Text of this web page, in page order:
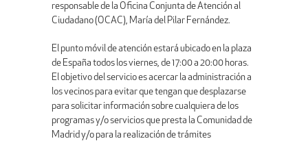
responsable de la Oficina Conjunta de Atención al
Ciudadano (OCAC), María del Pilar Fernández.
El punto móvil de atención estará ubicado en la plaza
de España todos los viernes, de 17:00 a 20:00 horas.
El objetivo del servicio es acercar la administración a
los vecinos para evitar que tengan que desplazarse
para solicitar información sobre cualquiera de los
programas y/o servicios que presta la Comunidad de
Madrid y/o para la realización de trámites